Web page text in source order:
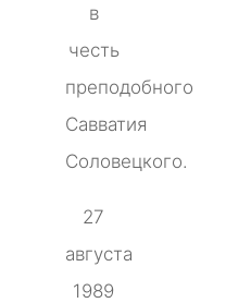
в
честь
преподобного
Савватия
Соловецкого.
27
августа
1989